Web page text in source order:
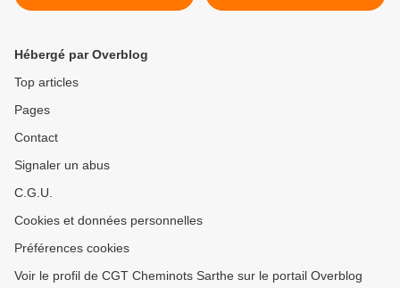
vulnérables, ne reprenez
Consultez le médecin du
travail (le mans étant fermé
votre médecin traitant.
médical du Mans aux
Hébergé par Overblog
Top articles
Pages
Contact
Signaler un abus
C.G.U.
Cookies et données personnelles
Préférences cookies
Voir le profil de CGT Cheminots Sarthe sur le portail Overblog